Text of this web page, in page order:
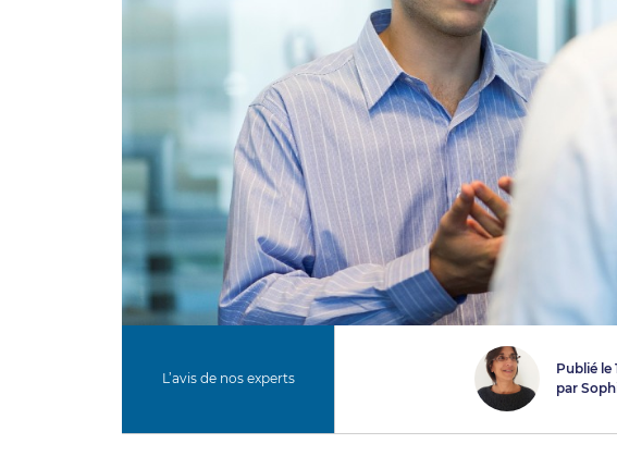
L’avis de nos experts
Publié le
par